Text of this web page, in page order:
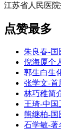
江苏省人民医
点赞最多
朱良春-国
倪海厦个
郭生白生
张学文-首
林巧稚简
王琦-中国
熊继柏-国
石学敏-著